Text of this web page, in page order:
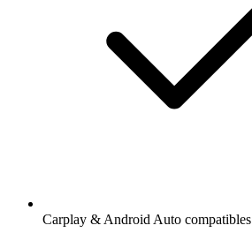
Carplay & Android Auto compatibles